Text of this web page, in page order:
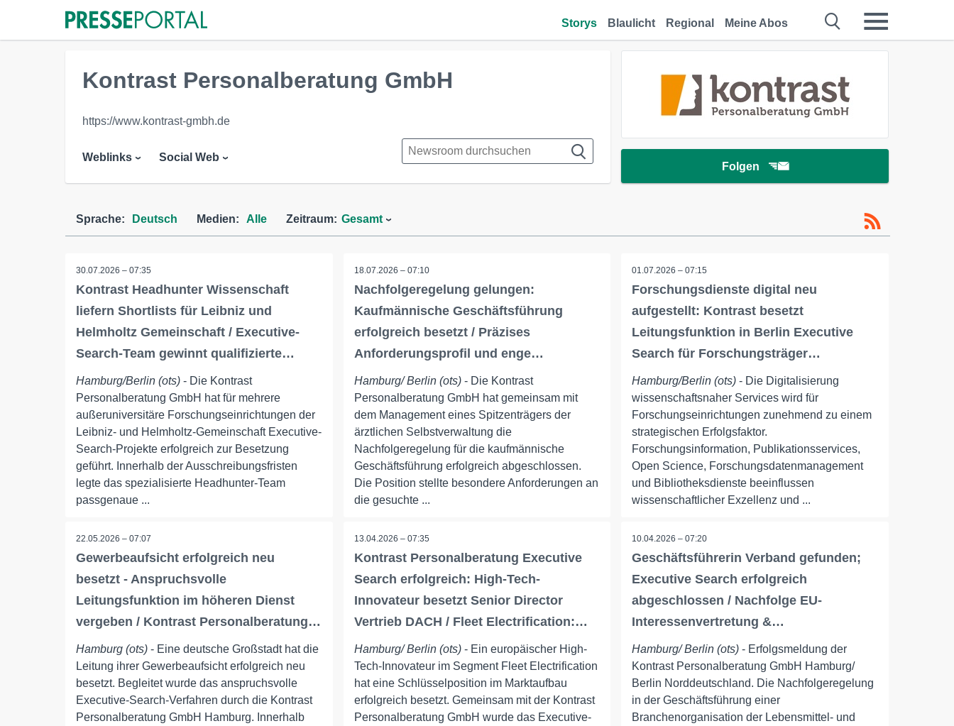
Storys Blaulicht Regional Meine Abos
Folgen
Kontrast Personalberatung GmbH
https://www.kontrast-gmbh.de
Weblinks Social Web
Sprache: Deutsch Medien: Alle Zeitraum: Gesamt
30.07.2026 – 07:35
Kontrast Headhunter Wissenschaft
liefern Shortlists für Leibniz und
Helmholtz Gemeinschaft / Executive-
Search-Team gewinnt qualifizierte…
Hamburg/Berlin (ots) - Die Kontrast
Personalberatung GmbH hat für mehrere
außeruniversitäre Forschungseinrichtungen der
Leibniz- und Helmholtz-Gemeinschaft Executive-
Search-Projekte erfolgreich zur Besetzung
geführt. Innerhalb der Ausschreibungsfristen
legte das spezialisierte Headhunter-Team
passgenaue ...
18.07.2026 – 07:10
Nachfolgeregelung gelungen:
Kaufmännische Geschäftsführung
erfolgreich besetzt / Präzises
Anforderungsprofil und enge…
Hamburg/ Berlin (ots)- Die Kontrast
Personalberatung GmbH hat gemeinsam mit
dem Management eines Spitzenträgers der
ärztlichen Selbstverwaltung die
Nachfolgeregelung für die kaufmännische
Geschäftsführung erfolgreich abgeschlossen.
Die Position stellte besondere Anforderungen an
die gesuchte ...
01.07.2026 – 07:15
Forschungsdienste digital neu
aufgestellt: Kontrast besetzt
Leitungsfunktion in Berlin Executive
Search für Forschungsträger…
Hamburg/Berlin (ots) - Die Digitalisierung
wissenschaftsnaher Services wird für
Forschungseinrichtungen zunehmend zu einem
strategischen Erfolgsfaktor.
Forschungsinformation, Publikationsservices,
Open Science, Forschungsdatenmanagement
und Bibliotheksdienste beeinflussen
wissenschaftlicher Exzellenz und ...
22.05.2026 – 07:07
Gewerbeaufsicht erfolgreich neu
besetzt - Anspruchsvolle
Leitungsfunktion im höheren Dienst
vergeben / Kontrast Personalberatung…
Hamburg (ots) - Eine deutsche Großstadt hat die
Leitung ihrer Gewerbeaufsicht erfolgreich neu
besetzt. Begleitet wurde das anspruchsvolle
Executive-Search-Verfahren durch die Kontrast
Personalberatung GmbH Hamburg. Innerhalb
13.04.2026 – 07:35
Kontrast Personalberatung Executive
Search erfolgreich: High-Tech-
Innovateur besetzt Senior Director
Vertrieb DACH / Fleet Electrification:…
Hamburg/ Berlin (ots)- Ein europäischer High-
Tech-Innovateur im Segment Fleet Electrification
hat eine Schlüsselposition im Marktaufbau
erfolgreich besetzt. Gemeinsam mit der Kontrast
Personalberatung GmbH wurde das Executive-
10.04.2026 – 07:20
Geschäftsführerin Verband gefunden;
Executive Search erfolgreich
abgeschlossen / Nachfolge EU-
Interessenvertretung &…
Hamburg/ Berlin (ots) - Erfolgsmeldung der
Kontrast Personalberatung GmbH Hamburg/
Berlin Norddeutschland. Die Nachfolgeregelung
in der Geschäftsführung einer
Branchenorganisation der Lebensmittel- und